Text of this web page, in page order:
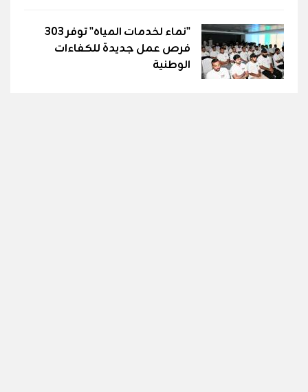
"نماء لخدمات المياه" توفر 303
فرص عمل جديدة للكفاءات
الوطنية